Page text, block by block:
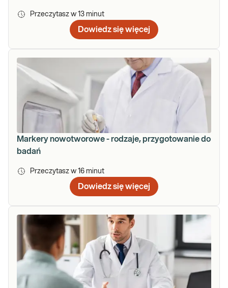
Przeczytasz w 13 minut
Dowiedz się więcej
Markery nowotworowe - rodzaje, przygotowanie do
badań
Przeczytasz w 16 minut
Dowiedz się więcej